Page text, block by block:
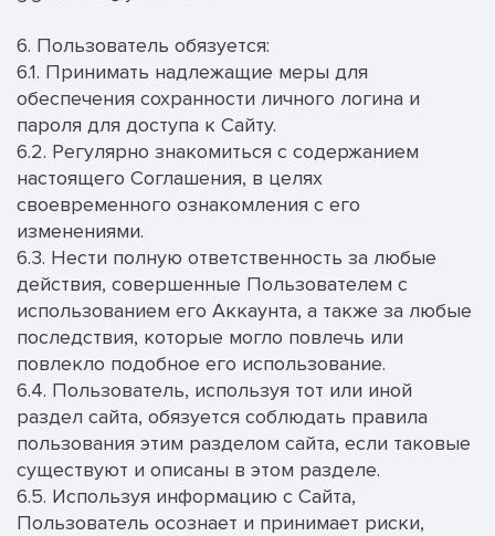
6. Пользователь обязуется:
6.1. Принимать надлежащие меры для
обеспечения сохранности личного логина и
пароля для доступа к Сайту.
6.2. Регулярно знакомиться с содержанием
настоящего Соглашения, в целях
своевременного ознакомления с его
изменениями.
6.3. Нести полную ответственность за любые
действия, совершенные Пользователем с
использованием его Аккаунта, а также за любые
последствия, которые могло повлечь или
повлекло подобное его использование.
6.4. Пользователь, используя тот или иной
раздел сайта, обязуется соблюдать правила
пользования этим разделом сайта, если таковые
существуют и описаны в этом разделе.
6.5. Используя информацию с Сайта,
Пользователь осознает и принимает риски,